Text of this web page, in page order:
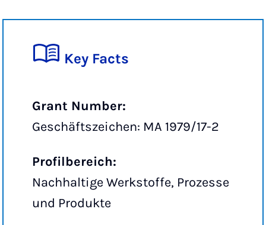
Key Facts
Grant Number:
Geschäftszeichen: MA 1979/17-2
Profilbereich:
Nachhaltige Werkstoffe, Prozesse
und Produkte